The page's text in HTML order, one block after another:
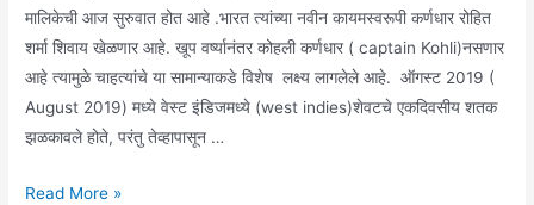
for
the
World
Cup
matches)
मालिकेची आज सुरुवात होत आहे .भारत त्यांच्या नवीन कायमस्वरूपी कर्णधार रोहित
शर्मा शिवाय खेळणार आहे. खूप वर्ष्यानंतर कोहली कर्णधार ( captain Kohli)नसणार
आहे त्यामुळे चाहत्यांचे या सामान्याकडे विशेष लक्ष्य लागलेले आहे. ऑगस्ट 2019 (
August 2019) मध्ये वेस्ट इंडिजमध्ये (west indies)शेवटचे एकदिवसीय शतक
झळकावले होते, परंतु तेव्हापासून …
आजपासून
Read More »